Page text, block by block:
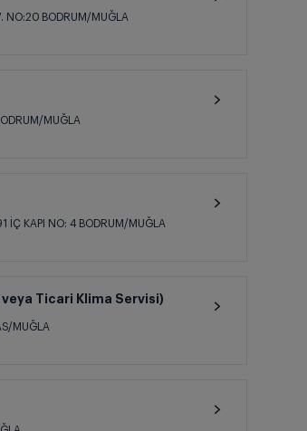
NO:20 BODRUM/MUĞLA
MUĞLA
İÇ KAPI NO: 4 BODRUM/MUĞLA
veya Ticari Klima Servisi)
MUĞLA